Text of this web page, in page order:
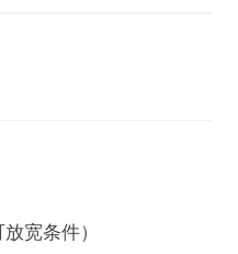
宽条件）